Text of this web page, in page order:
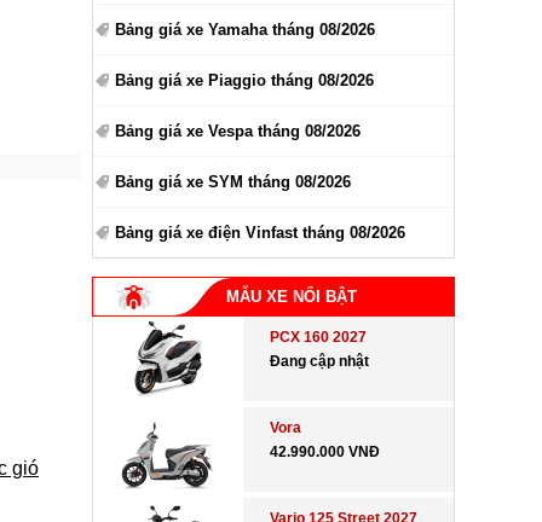
gió
Bảng giá xe Yamaha tháng 08/2026
Bảng giá xe Piaggio tháng 08/2026
Bảng giá xe Vespa tháng 08/2026
Bảng giá xe SYM tháng 08/2026
Bảng giá xe điện Vinfast tháng 08/2026
MẪU XE NỔI BẬT
PCX 160 2027
Đang cập nhật
Vora
42.990.000 VNĐ
Vario 125 Street 2027